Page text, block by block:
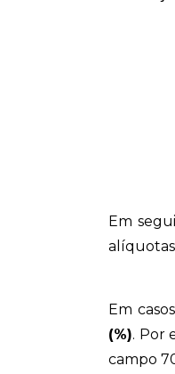
Em
Em
(%). Por
campo